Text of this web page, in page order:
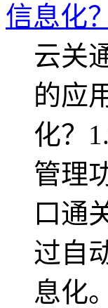
信息化？
云关
的应
化？
管理
口通
过自
息化。